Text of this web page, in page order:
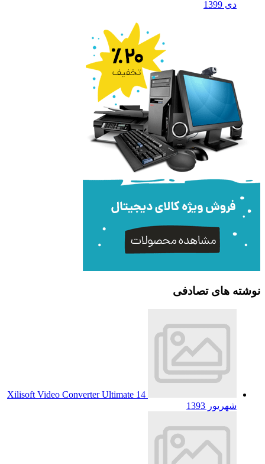
دی 1399
نوشته های تصادفی
Xilisoft Video Converter Ultimate 14
شهریور 1393